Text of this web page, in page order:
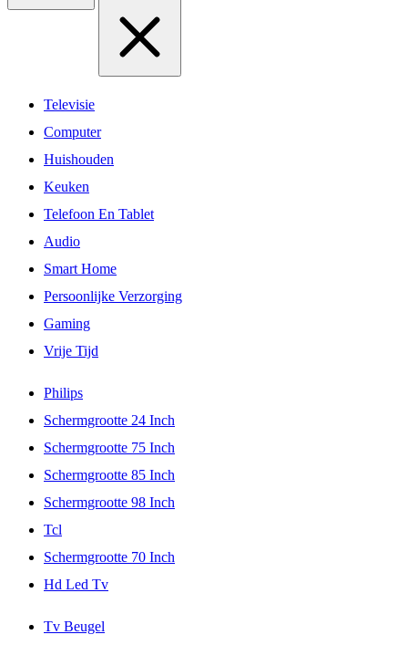
Televisie
Computer
Huishouden
Keuken
Telefoon En Tablet
Audio
Smart Home
Persoonlijke Verzorging
Gaming
Vrije Tijd
Philips
Schermgrootte 24 Inch
Schermgrootte 75 Inch
Schermgrootte 85 Inch
Schermgrootte 98 Inch
Tcl
Schermgrootte 70 Inch
Hd Led Tv
Tv Beugel